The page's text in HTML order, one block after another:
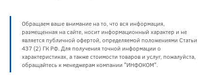
Обращаем ваше внимание на то, что вся информация,
размещенная на сайте, носит информационный характер и не
является публичной офертой, определяемой положениями Статьи
437 (2) ГК РФ. Для получения точной информации о
характеристиках, а также стоимости товаров и услуг, пожалуйста,
обращайтесь к менеджерам компании "ИНФОКОМ".